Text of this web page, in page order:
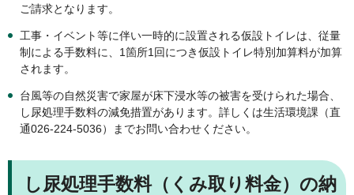
ご請求となります。
工事・イベント等に伴い一時的に設置される仮設トイレは、従量
制による手数料に、1箇所1回につき仮設トイレ特別加算料が加算
されます。
台風等の自然災害で家屋が床下浸水等の被害を受けられた場合、
し尿処理手数料の減免措置があります。詳しくは生活環境課（直
通026-224-5036）までお問い合わせください。
し尿処理手数料（くみ取り料金）の納